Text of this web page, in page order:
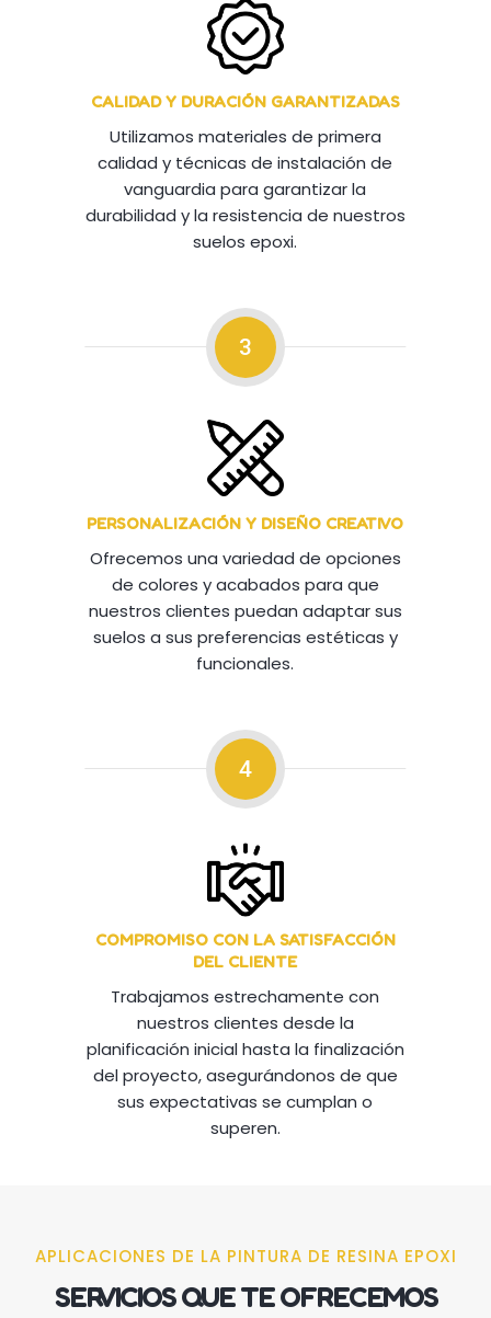
CALIDAD Y DURACIÓN GARANTIZADAS
Utilizamos materiales de primera
calidad y técnicas de instalación de
vanguardia para garantizar la
durabilidad y la resistencia de nuestros
suelos epoxi.
3
PERSONALIZACIÓN Y DISEÑO CREATIVO
Ofrecemos una variedad de opciones
de colores y acabados para que
nuestros clientes puedan adaptar sus
suelos a sus preferencias estéticas y
funcionales.
4
COMPROMISO CON LA SATISFACCIÓN
DEL CLIENTE
Trabajamos estrechamente con
nuestros clientes desde la
planificación inicial hasta la finalización
del proyecto, asegurándonos de que
sus expectativas se cumplan o
superen.
APLICACIONES DE LA PINTURA DE RESINA EPOXI
SERVICIOS QUE TE OFRECEMOS